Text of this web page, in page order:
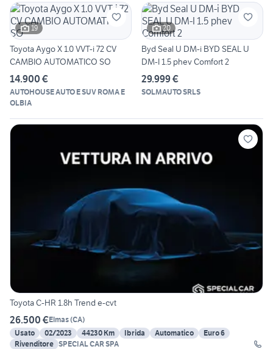
19
Toyota Aygo X 1.0 VVT-i 72 CV
CAMBIO AUTOMATICO SO
14.900 €
AUTOHOUSE AUTO E SUV ROMA E
OLBIA
20
Byd Seal U DM-i BYD SEAL U
DM-I 1.5 phev Comfort 2
29.999 €
SOLMAUTO SRLS
Toyota C-HR 1.8h Trend e-cvt
26.500 €Elmas(CA)
Usato
02/2023 44230 Km Ibrida Automatico
Euro 6
Rivenditore SPECIAL CAR SPA